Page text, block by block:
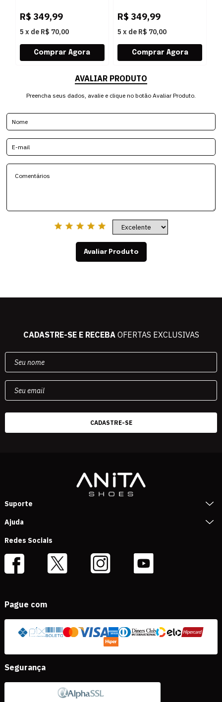
100PRETOELECTRICPURPLEFURTACOR
R$ 349,99
5 x de R$ 70,00
102PRETOCORALBRANCO
R$ 349,99
5 x de R$ 70,00
AVALIAR PRODUTO
Preencha seus dados, avalie e clique no botão Avaliar Produto.
Avaliar Produto
CADASTRE-SE E RECEBAOFERTAS EXCLUSIVAS
Suporte
Ajuda
Redes Sociais
Pague com
Segurança